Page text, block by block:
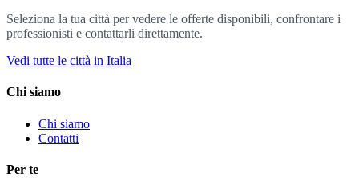
Seleziona la tua città per vedere le offerte disponibili, confrontare i
professionisti e contattarli direttamente.
Vedi tutte le città in Italia
Chi siamo
Chi siamo
Contatti
Per te